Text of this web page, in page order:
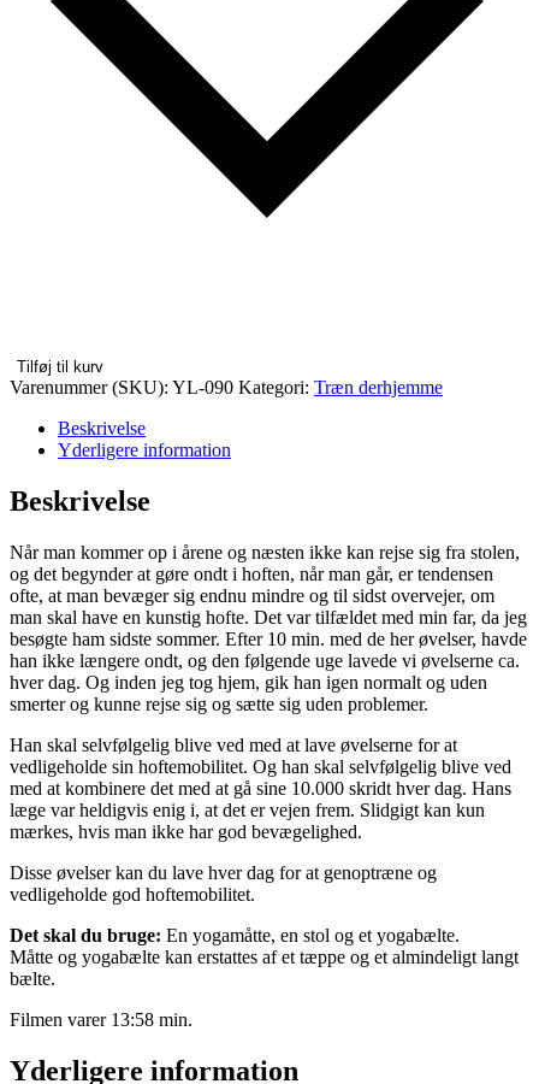
Tilføj til kurv
Varenummer (SKU): YL-090 Kategori: Træn derhjemme
Beskrivelse
Yderligere information
Beskrivelse
Når man kommer op i årene og næsten ikke kan rejse sig fra stolen,
og det begynder at gøre ondt i hoften, når man går, er tendensen
ofte, at man bevæger sig endnu mindre og til sidst overvejer, om
man skal have en kunstig hofte. Det var tilfældet med min far, da jeg
besøgte ham sidste sommer. Efter 10 min. med de her øvelser, havde
han ikke længere ondt, og den følgende uge lavede vi øvelserne ca.
hver dag. Og inden jeg tog hjem, gik han igen normalt og uden
smerter og kunne rejse sig og sætte sig uden problemer.
Han skal selvfølgelig blive ved med at lave øvelserne for at
vedligeholde sin hoftemobilitet. Og han skal selvfølgelig blive ved
med at kombinere det med at gå sine 10.000 skridt hver dag. Hans
læge var heldigvis enig i, at det er vejen frem. Slidgigt kan kun
mærkes, hvis man ikke har god bevægelighed.
Disse øvelser kan du lave hver dag for at genoptræne og
vedligeholde god hoftemobilitet.
Det skal du bruge: En yogamåtte, en stol og et yogabælte.
Måtte og yogabælte kan erstattes af et tæppe og et almindeligt langt
bælte.
Filmen varer 13:58 min.
Yderligere information